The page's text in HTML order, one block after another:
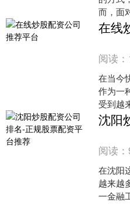
而，面
择正规
题。本
阅读：
在当今
作为一
受到越
对网络
选出真
阅读：
在沈阳
越来越
一金融